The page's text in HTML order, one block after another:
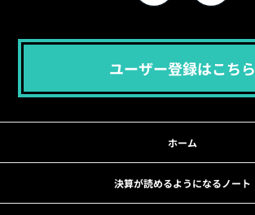
ユーザー登録はこちら
ホーム
決算が読めるようになるノート